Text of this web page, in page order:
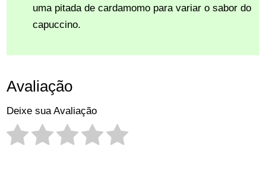
uma pitada de cardamomo para variar o sabor do
capuccino.
Avaliação
Deixe sua Avaliação